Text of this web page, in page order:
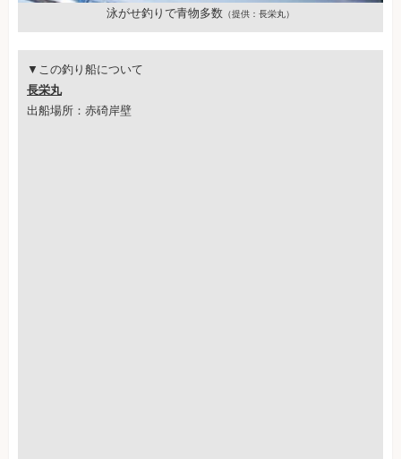
泳がせ釣りで青物多数 （提供：長栄丸）
▼この釣り船について
長栄丸
出船場所：赤碕岸壁